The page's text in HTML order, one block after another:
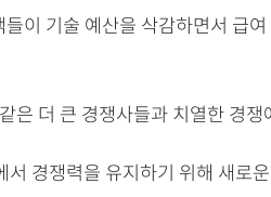
이 기술 예산을 삭감하면서 급
은 더 큰 경쟁사들과 치열한 경쟁
경쟁력을 유지하기 위해 새로